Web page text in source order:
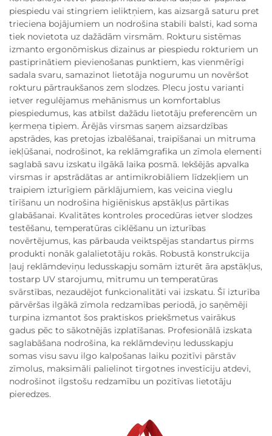
piespiedu vai stingriem ieliktņiem, kas aizsargā saturu pret
trieciena bojājumiem un nodrošina stabili balsti, kad soma
tiek novietota uz dažādām virsmām. Rokturu sistēmas
izmanto ergonōmiskus dizainus ar piespiedu rokturiem un
pastiprinātiem pievienošanas punktiem, kas vienmērīgi
sadala svaru, samazinot lietotāja nogurumu un novēršot
rokturu pārtraukšanos zem slodzes. Plecu jostu varianti
ietver regulējamus mehānismus un komfortablus
piespiedumus, kas atbilst dažādu lietotāju preferencēm un
ķermeņa tipiem. Ārējās virsmas saņem aizsardzības
apstrādes, kas pretojas izbalēšanai, traipīšanai un mitruma
iekļūšanai, nodrošinot, ka reklāmgrafika un zīmola elementi
saglabā savu izskatu ilgākā laika posmā. Iekšējās apvalka
virsmas ir apstrādātas ar antimikrobiāliem līdzekļiem un
traipiem izturīgiem pārklājumiem, kas veicina vieglu
tīrīšanu un nodrošina higiēniskus apstākļus pārtikas
glabāšanai. Kvalitātes kontroles procedūras ietver slodzes
testēšanu, temperatūras ciklēšanu un izturības
novērtējumus, kas pārbauda veiktspējas standartus pirms
produkti nonāk galalietotāju rokās. Robustā konstrukcija
ļauj reklāmdeviņu ledusskapju somām izturēt āra apstākļus,
tostarp UV starojumu, mitrumu un temperatūras
svārstības, nezaudējot funkcionalitāti vai izskatu. Šī izturība
pārvēršas ilgākā zīmola redzamības periodā, jo saņēmēji
turpina izmantot šos praktiskos priekšmetus vairākus
gadus pēc to sākotnējās izplatīšanas. Profesionālā izskata
saglabāšana nodrošina, ka reklāmdeviņu ledusskapju
somas visu savu ilgo kalpošanas laiku pozitīvi pārstāv
zīmolus, maksimāli palielinot tirgotnes investīciju atdevi,
nodrošinot ilgstošu redzamību un pozitīvas lietotāju
pieredzes.